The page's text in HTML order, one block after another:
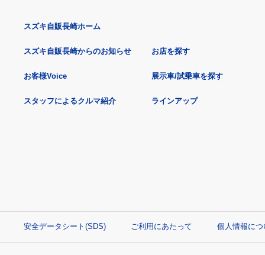
スズキ自販長崎ホーム
スズキ自販長崎からのお知らせ
お客様Voice
スタッフによるクルマ紹介
お店を探す
展示車/試乗車を探す
ラインアップ
安全データシート(SDS) ご利用にあたって 個人情報につ